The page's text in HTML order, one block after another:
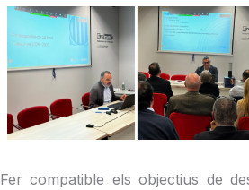
Fer compatible els objectius de